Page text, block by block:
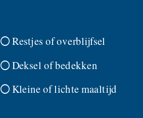
 Restjes of overblijfsel
 Deksel of bedekken
 Kleine of lichte maaltijd